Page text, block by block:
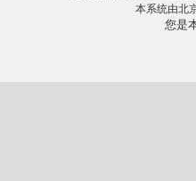
本系统由北
您是